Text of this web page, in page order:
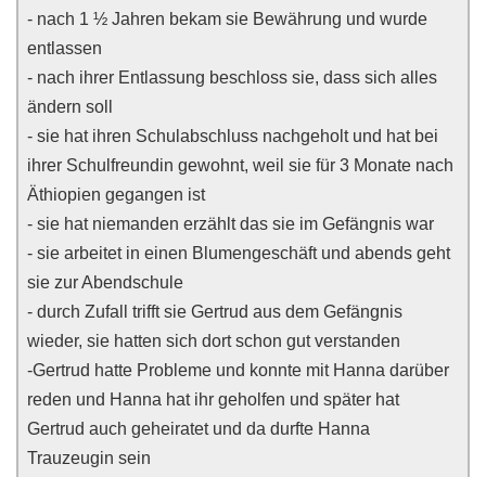
- nach 1 ½ Jahren bekam sie Bewährung und wurde
entlassen
- nach ihrer Entlassung beschloss sie, dass sich alles
ändern soll
- sie hat ihren Schulabschluss nachgeholt und hat bei
ihrer Schulfreundin gewohnt, weil sie für 3 Monate nach
Äthiopien gegangen ist
- sie hat niemanden erzählt das sie im Gefängnis war
- sie arbeitet in einen Blumengeschäft und abends geht
sie zur Abendschule
- durch Zufall trifft sie Gertrud aus dem Gefängnis
wieder, sie hatten sich dort schon gut verstanden
-Gertrud hatte Probleme und konnte mit Hanna darüber
reden und Hanna hat ihr geholfen und später hat
Gertrud auch geheiratet und da durfte Hanna
Trauzeugin sein